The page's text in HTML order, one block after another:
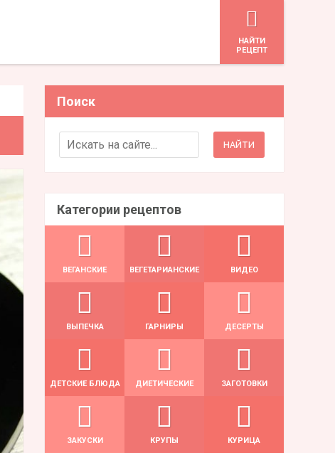
HАЙТИ
РЕЦЕПТ
Поиск
Search for:
Категории рецептов
ВЕГАНСКИЕ ВЕГЕТАРИАНСКИЕ ВИДЕО
ВЫПЕЧКА ГАРНИРЫ ДЕСЕРТЫ
ДЕТСКИЕ БЛЮДА ДИЕТИЧЕСКИЕ ЗАГОТОВКИ
ЗАКУСКИ КРУПЫ КУРИЦА